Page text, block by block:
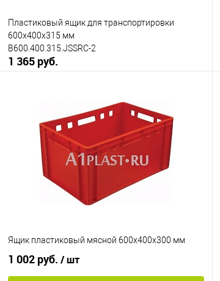
Пластиковый ящик для транспортировки
600х400х315 мм
B600.400.315.JSSRC-2
1 365 руб.
Купить в 1 клик
К сравнению
В избранное
Исполнение
неморозостойкий морозостойкий
Ящик пластиковый мясной 600х400х300 мм
1 002 руб. / шт